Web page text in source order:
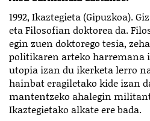
1992, Ikaztegieta (Gipuzkoa).
eta Filosofian doktorea da.
egin zuen doktorego tesia,
politikaren arteko harremana
utopia izan du ikerketa lerro
hainbat eragiletako kide izan
mantentzeko ahalegin
Ikaztegietako alkate ere bada.